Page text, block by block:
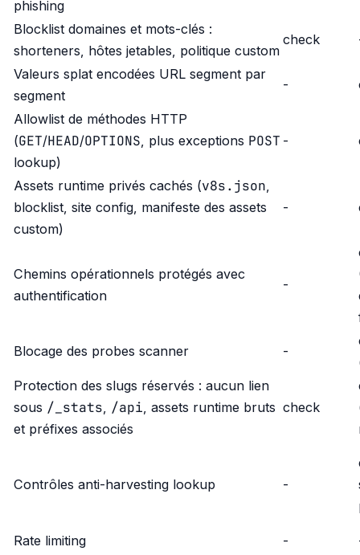
phishing
Blocklist domaines et mots-clés :
shorteners, hôtes jetables, politique custom
check
Valeurs splat encodées URL segment par
segment
-
Allowlist de méthodes HTTP
(GET/HEAD/OPTIONS, plus exceptions POST
lookup)
-
Assets runtime privés cachés (v8s.json,
blocklist, site config, manifeste des assets
custom)
-
Chemins opérationnels protégés avec
authentification
-
Blocage des probes scanner -
Protection des slugs réservés : aucun lien
sous /_stats, /api, assets runtime bruts
et préfixes associés
check
Contrôles anti-harvesting lookup -
Rate limiting -